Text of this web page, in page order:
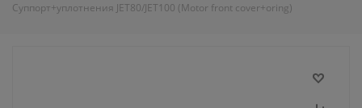
Cуппорт+уплотнения JET80/JET100 (Motor front cover+oring)